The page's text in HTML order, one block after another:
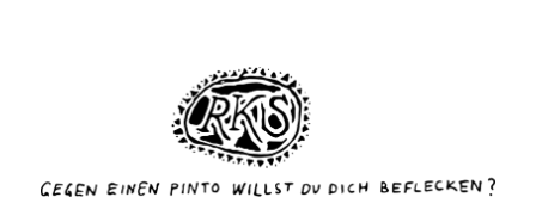
rottenkinckschow